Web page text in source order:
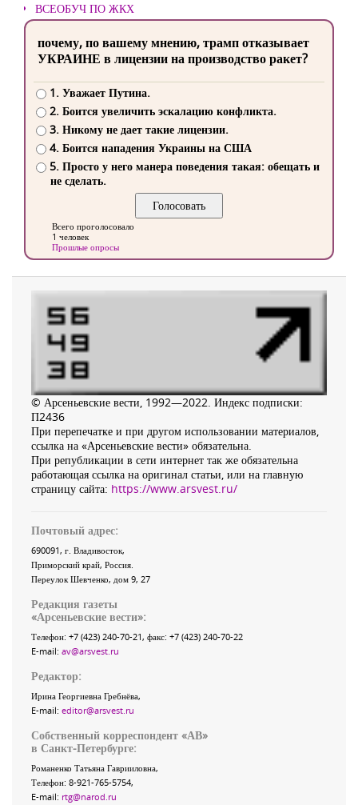
ВСЕОБУЧ ПО ЖКХ
почему, по вашему мнению, трамп отказывает
УКРАИНЕ в лицензии на производство ракет?
1. Уважает Путина.
2. Боится увеличить эскалацию конфликта.
3. Никому не дает такие лицензии.
4. Боится нападения Украины на США
5. Просто у него манера поведения такая: обещать и
не сделать.
Всего проголосовало
1 человек
Прошлые опросы
© Арсеньевские вести, 1992—2022. Индекс подписки:
П2436
При перепечатке и при другом использовании материалов,
ссылка на «Арсеньевские вести» обязательна.
При републикации в сети интернет так же обязательна
работающая ссылка на оригинал статьи, или на главную
страницу сайта: https://www.arsvest.ru/
Почтовый адрес:
690091, г. Владивосток,
Приморский край, Россия
Переулок Шевченко, дом 9, 27
Редакция газеты
«Арсеньевские вести»:
Телефон: +7 (423) 240-70-21, факс: +7 (423) 240-70-22
E-mail: av@arsvest.ru
Редактор:
Ирина Георгиевна Гребнёва,
E-mail: editor@arsvest.ru
Собственный корреспондент «АВ»
в Санкт-Петербурге:
Романенко Татьяна Гаврииловна,
Телефон: 8-921-765-5754,
E-mail: rtg@narod.ru